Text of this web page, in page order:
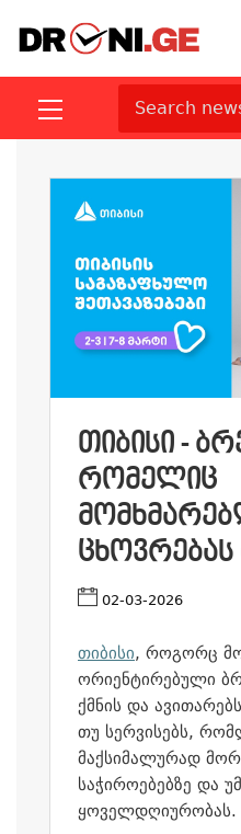
ᲗᲘᲑᲘᲡᲘ -
ᲠᲝᲛᲔᲚᲘᲪ
ᲪᲮᲝᲕᲠᲔᲑᲐᲡ
02-03-2026
თიბისი, როგორც
ორიენტირებული
ქმნის და
თუ სერვისებს,
მაქსიმალურად
საჭიროებებზე და
ყოველდღიურობას.